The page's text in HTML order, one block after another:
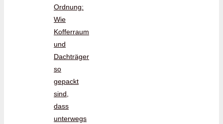
Ordnung:
Wie
Kofferraum
und
Dachträger
so
gepackt
sind,
dass
unterwegs